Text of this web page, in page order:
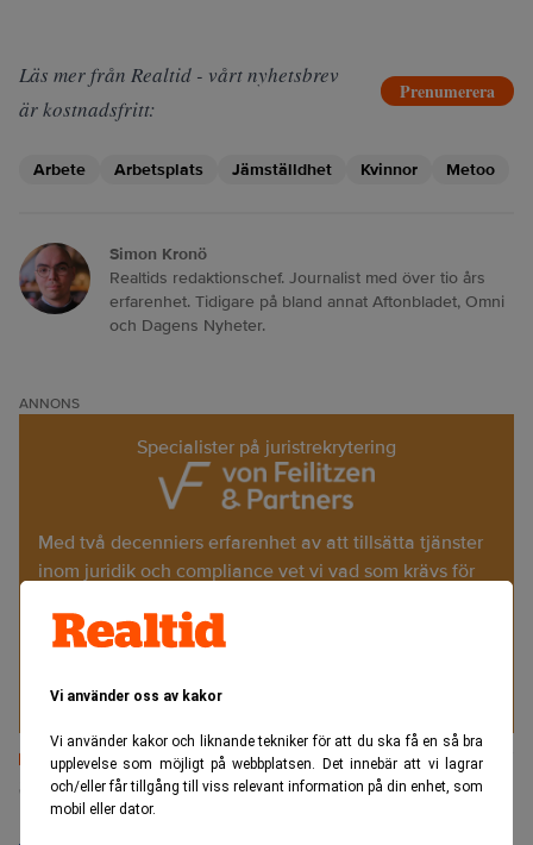
Vi använder oss av kakor
Vi använder kakor och liknande tekniker för att du ska få en så bra
upplevelse som möjligt på webbplatsen. Det innebär att vi lagrar
och/eller får tillgång till viss relevant information på din enhet, som
mobil eller dator.
Läs mer från Realtid - vårt nyhetsbrev
är kostnadsfritt:
Prenumerera
Arbete Arbetsplats Jämställdhet Kvinnor Metoo
Simon Kronö
Realtids redaktionschef. Journalist med över tio års
erfarenhet. Tidigare på bland annat Aftonbladet, Omni
och Dagens Nyheter.
ANNONS
Specialister på juristrekrytering
Med två decenniers erfarenhet av att tillsätta tjänster
inom juridik och compliance vet vi vad som krävs för
Tryggt. Resultatdrivet.
Senaste lediga jobben